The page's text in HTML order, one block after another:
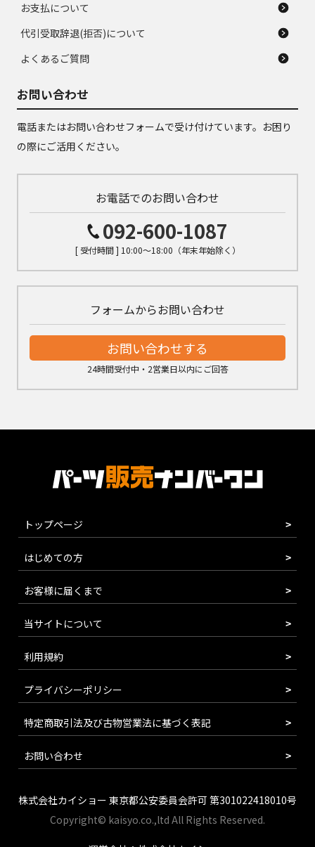
お支払について
代引受取辞退(拒否)について
よくあるご質問
お問い合わせ
電話またはお問い合わせフォームで受け付けています。お困り
の際にご活用ください。
お電話でのお問い合わせ
092-600-1087
[ 受付時間 ] 10:00～18:00（年末年始除く）
フォームからお問い合わせ
お問い合わせする
24時間受付中・2営業日以内にご回答
トップページ
はじめての方
お客様に届くまで
当サイトについて
利用規約
プライバシーポリシー
特定商取引法及び古物営業法に基づく表記
お問い合わせ
株式会社カイショー 東京都公安委員会許可 第301022418010号
Copyright© kaisyo.co.,ltd All Rights Reserved.